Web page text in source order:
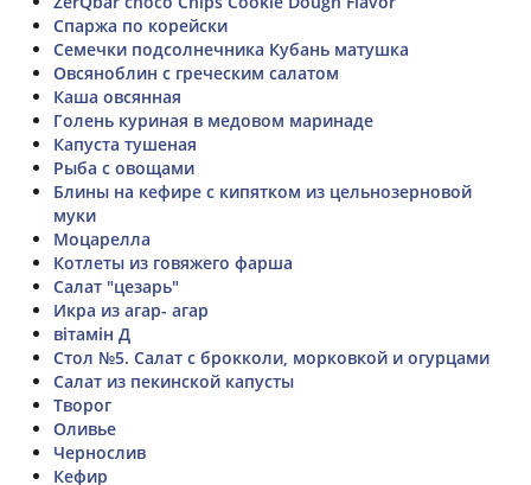
Спаржа по корейски
Семечки подсолнечника Кубань матушка
Овсяноблин с греческим салатом
Каша овсянная
Голень куриная в медовом маринаде
Капуста тушеная
Рыба с овощами
Блины на кефире с кипятком из цельнозерновой
муки
Моцарелла
Котлеты из говяжего фарша
Салат "цезарь"
Икра из агар- агар
вітамін Д
Стол №5. Салат с брокколи, морковкой и огурцами
Салат из пекинской капусты
Творог
Оливье
Чернослив
Кефир